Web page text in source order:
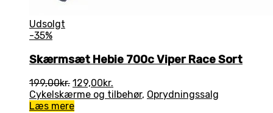
Udsolgt
-35%
Skærmsæt Hebie 700c Viper Race Sort
199,00kr. Den
oprindelige
pris
129,00kr.
aktuelle
Cykelskærme og tilbehør, Oprydningssalg
Læs mere